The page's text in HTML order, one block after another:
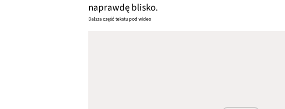
naprawdę blisko.
Dalsza część tekstu pod wideo